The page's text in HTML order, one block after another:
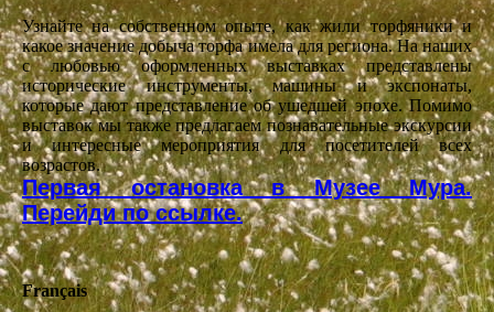
Узнайте на собственном опыте, как жили торфяники и
какое значение добыча торфа имела для региона. На наших
с любовью оформленных выставках представлены
исторические инструменты, машины и экспонаты,
которые дают представление об ушедшей эпохе. Помимо
выставок мы также предлагаем познавательные экскурсии
и интересные мероприятия для посетителей всех
возрастов.
Первая остановка в Музее Мура.
Перейди по ссылке.
Français